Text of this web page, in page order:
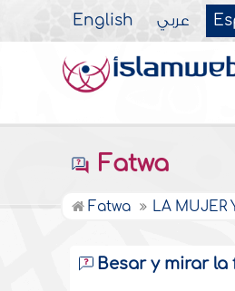
English عربي
Fatwa
Fatwa LA MUJER
Besar y mirar